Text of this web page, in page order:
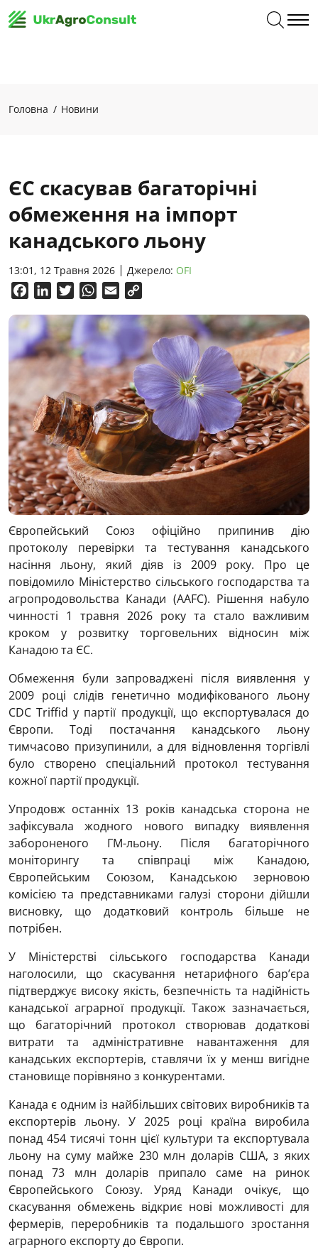
Головна Новини
ЄС скасував багаторічні
обмеження на імпорт
канадського льону
13:01, 12 Травня 2026 Джерело: OFI
FacebookLinkedInTwitterWhatsApp
Email
Європейський Союз офіційно припинив дію
протоколу перевірки та тестування канадського
насіння льону, який діяв із 2009 року. Про це
повідомило Міністерство сільського господарства та
агропродовольства Канади (AAFC). Рішення набуло
чинності 1 травня 2026 року та стало важливим
кроком у розвитку торговельних відносин між
Канадою та ЄС.
Обмеження були запроваджені після виявлення у
2009 році слідів генетично модифікованого льону
CDC Triffid у партії продукції, що експортувалася до
Європи. Тоді постачання канадського льону
тимчасово призупинили, а для відновлення торгівлі
було створено спеціальний протокол тестування
кожної партії продукції.
Упродовж останніх 13 років канадська сторона не
зафіксувала жодного нового випадку виявлення
забороненого ГМ-льону. Після багаторічного
моніторингу та співпраці між Канадою,
Європейським Союзом, Канадською зерновою
комісією та представниками галузі сторони дійшли
висновку, що додатковий контроль більше не
потрібен.
У Міністерстві сільського господарства Канади
наголосили, що скасування нетарифного бар’єра
підтверджує високу якість, безпечність та надійність
канадської аграрної продукції. Також зазначається,
що багаторічний протокол створював додаткові
витрати та адміністративне навантаження для
канадських експортерів, ставлячи їх у менш вигідне
становище порівняно з конкурентами.
Канада є одним із найбільших світових виробників та
експортерів льону. У 2025 році країна виробила
понад 454 тисячі тонн цієї культури та експортувала
льону на суму майже 230 млн доларів США, з яких
понад 73 млн доларів припало саме на ринок
Європейського Союзу. Уряд Канади очікує, що
скасування обмежень відкриє нові можливості для
фермерів, переробників та подальшого зростання
аграрного експорту до Європи.